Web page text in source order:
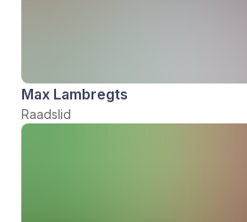
Max Lambregts
Raadslid